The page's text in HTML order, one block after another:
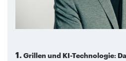
1.Grillen und KI-Technologie: